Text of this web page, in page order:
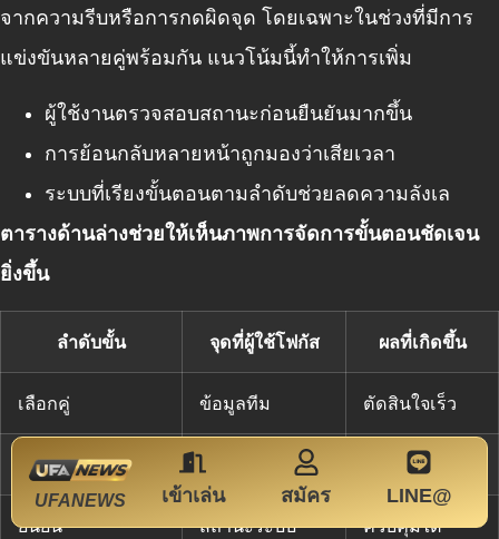
จากความรีบหรือการกดผิดจุด โดยเฉพาะในช่วงที่มีการ
แข่งขันหลายคู่พร้อมกัน แนวโน้มนี้ทำให้การเพิ่ม
ผู้ใช้งานตรวจสอบสถานะก่อนยืนยันมากขึ้น
การย้อนกลับหลายหน้าถูกมองว่าเสียเวลา
ระบบที่เรียงขั้นตอนตามลำดับช่วยลดความลังเล
ตารางด้านล่างช่วยให้เห็นภาพการจัดการขั้นตอนชัดเจน
ยิ่งขึ้น
ลำดับขั้น จุดที่ผู้ใช้โฟกัส ผลที่เกิดขึ้น
เลือกคู่ ข้อมูลทีม ตัดสินใจเร็ว
ตรวจสอบราคา ความชัดเจน ลดความสับสน
ยืนยัน สถานะระบบ ควบคุมได้
UFANEWS เข้าเล่น สมัคร LINE@